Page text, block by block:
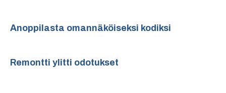
Anoppilasta omannäköiseksi kodiksi
Remontti ylitti odotukset